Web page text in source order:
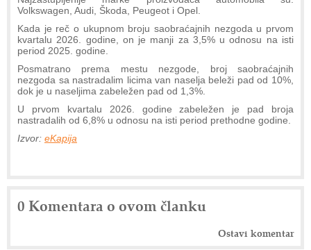
Volkswagen, Audi, Škoda, Peugeot i Opel.
Kada je reč o ukupnom broju saobraćajnih nezgoda u prvom
kvartalu 2026. godine, on je manji za 3,5% u odnosu na isti
period 2025. godine.
Posmatrano prema mestu nezgode, broj saobraćajnih
nezgoda sa nastradalim licima van naselja beleži pad od 10%,
dok je u naseljima zabeležen pad od 1,3%.
U prvom kvartalu 2026. godine zabeležen je pad broja
nastradalih od 6,8% u odnosu na isti period prethodne godine.
Izvor: eKapija
0 Komentara o ovom članku
Ostavi komentar